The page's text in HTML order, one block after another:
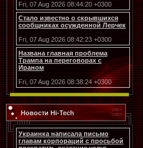
Fri, 07 Aug 2026 08:44:20 +0300
Стало известно о скрывшихся
сообщниках осужденной Лерчек
Fri, 07 Aug 2026 08:42:23 +0300
Названа главная проблема
Трампа на переговорах с
Ираном
Fri, 07 Aug 2026 08:38:24 +0300
Новости Hi-Tech
Украинка написала письмо
главам корпораций с просьбой